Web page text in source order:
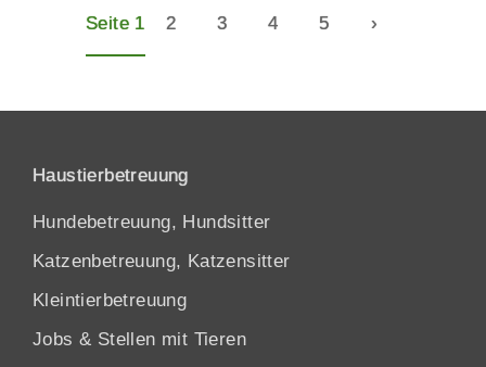
Seite 1 2 3 4 5 ›
Haustierbetreuung
Hundebetreuung, Hundsitter
Katzenbetreuung, Katzensitter
Kleintierbetreuung
Jobs & Stellen mit Tieren